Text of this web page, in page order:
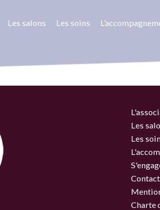
Les salons Les soins
Les
Les
Contact
Charte